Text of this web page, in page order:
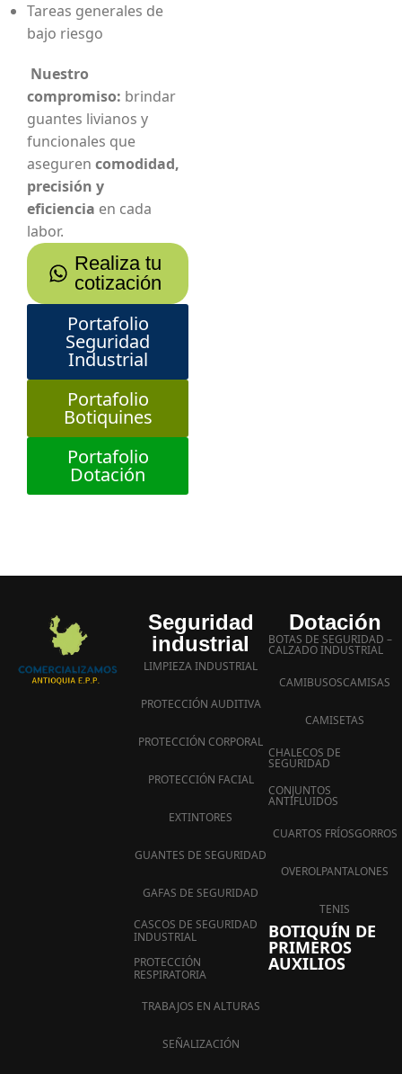
Tareas generales de
bajo riesgo
Nuestro
compromiso: brindar
guantes livianos y
funcionales que
aseguren comodidad,
precisión y
eficiencia en cada
labor.
Realiza tu
cotización
Portafolio
Seguridad
Industrial
Portafolio
Botiquines
Portafolio
Dotación
Seguridad
industrial
LIMPIEZA INDUSTRIAL
PROTECCIÓN AUDITIVA
PROTECCIÓN CORPORAL
PROTECCIÓN FACIAL
EXTINTORES
GUANTES DE SEGURIDAD
GAFAS DE SEGURIDAD
CASCOS DE SEGURIDAD
INDUSTRIAL
PROTECCIÓN
RESPIRATORIA
TRABAJOS EN ALTURAS
SEÑALIZACIÓN
Dotación
BOTAS DE SEGURIDAD –
CALZADO INDUSTRIAL
CAMIBUSOSCAMISAS
CAMISETAS
CHALECOS DE
SEGURIDAD
CONJUNTOS
ANTIFLUIDOS
CUARTOS FRÍOSGORROS
OVEROLPANTALONES
TENIS
BOTIQUÍN DE
PRIMEROS
AUXILIOS